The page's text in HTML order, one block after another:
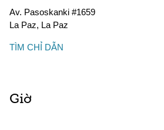
Av. Pasoskanki #1659
La Paz, La Paz
TÌM CHỈ DẪN
Giờ